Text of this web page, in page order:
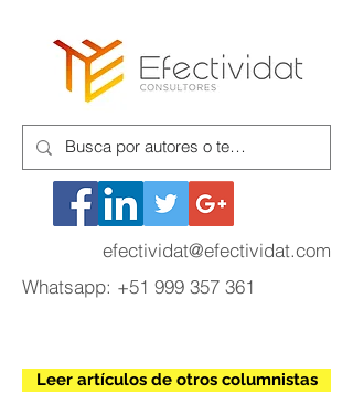
efectividat@efectividat.com
Whatsapp: +51 999 357 361
Leer artículos de otros columnistas